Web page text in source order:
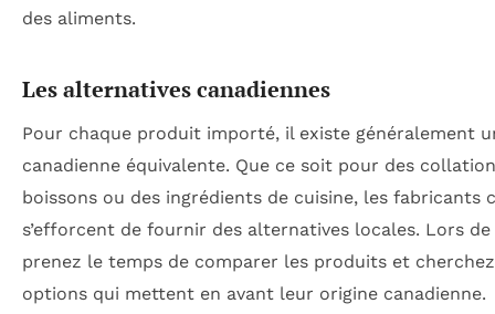
des aliments.
Les alternatives canadiennes
Pour chaque produit importé, il existe généralement
canadienne équivalente. Que ce soit pour des
boissons ou des ingrédients de cuisine, les fabricants
s’efforcent de fournir des alternatives locales. Lors de
prenez le temps de comparer les produits et
options qui mettent en avant leur origine canadienne.